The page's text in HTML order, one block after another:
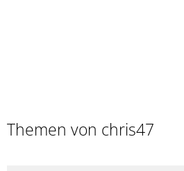
Themen von chris47